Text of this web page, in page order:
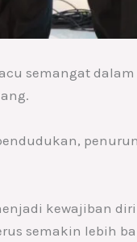
semangat
kewajiban
semakin lebih